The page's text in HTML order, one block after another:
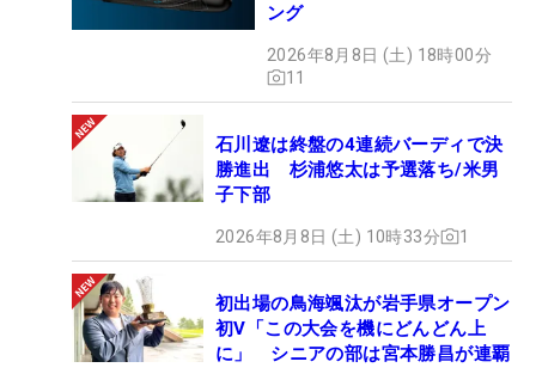
ング
2026年8月8日 (土) 18時00分
11
石川遼は終盤の4連続バーディで決
勝進出 杉浦悠太は予選落ち/米男
子下部
2026年8月8日 (土) 10時33分 1
初出場の鳥海颯汰が岩手県オープン
初V「この大会を機にどんどん上
に」 シニアの部は宮本勝昌が連覇